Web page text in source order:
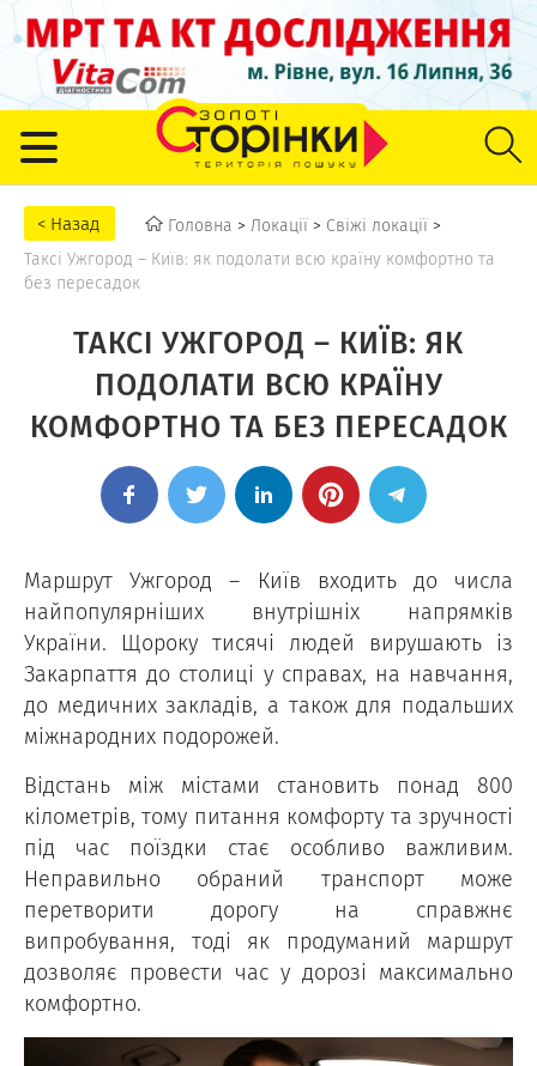
Головна > Локації > Свіжі локації >
Таксі Ужгород – Київ: як подолати всю країну комфортно та
без пересадок
ТАКСІ УЖГОРОД – КИЇВ: ЯК
ПОДОЛАТИ ВСЮ КРАЇНУ
КОМФОРТНО ТА БЕЗ ПЕРЕСАДОК
Маршрут Ужгород – Київ входить до числа
найпопулярніших внутрішніх напрямків
України. Щороку тисячі людей вирушають із
Закарпаття до столиці у справах, на навчання,
до медичних закладів, а також для подальших
міжнародних подорожей.
Відстань між містами становить понад 800
кілометрів, тому питання комфорту та зручності
під час поїздки стає особливо важливим.
Неправильно обраний транспорт може
перетворити дорогу на справжнє
випробування, тоді як продуманий маршрут
дозволяє провести час у дорозі максимально
комфортно.